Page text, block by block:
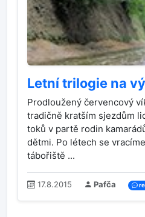
Letní trilogie na
Prodloužený červencový
tradičně kratším sjezdům
toků v partě rodin
dětmi. Po létech se
tábořiště ...
17.8.2015 Pafča